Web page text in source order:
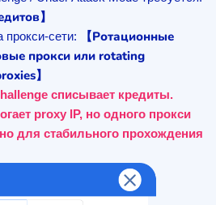
】
сети:
【Ротационные
прокси или rotating
】
списывает кредиты.
proxy IP, но одного прокси
для стабильного прохождения